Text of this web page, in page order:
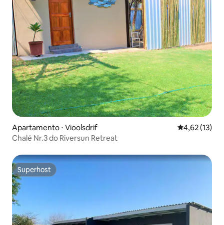
Apartamento ⋅ Vioolsdrif 4,62 de uma
4,62 (13)
Chalé Nr.3 do Riversun Retreat
Superhost
Superhost